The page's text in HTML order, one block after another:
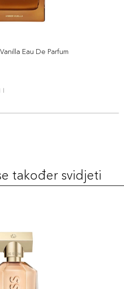
Eau De Parfum
l
također svidjeti